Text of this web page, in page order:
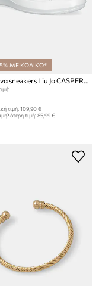
ΜΕ ΚΩΔΙΚΟ*
τιμή:109,90 €
τιμή:85,99 €